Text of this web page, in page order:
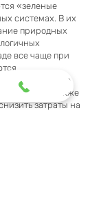
«зеленые
системах. В их
природных
все чаще при
которые
а также
затраты на